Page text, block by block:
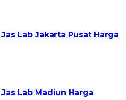
Jas Lab Jakarta Pusat Harga
Jas Lab Madiun Harga